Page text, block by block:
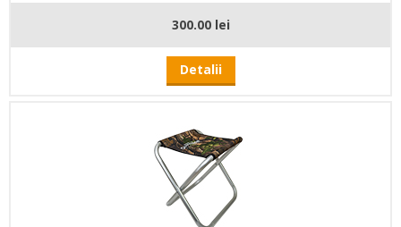
300.00 lei
Detalii